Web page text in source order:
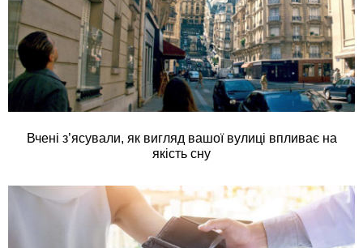
Вчені з’ясували, як вигляд вашої вулиці впливає на
якість сну